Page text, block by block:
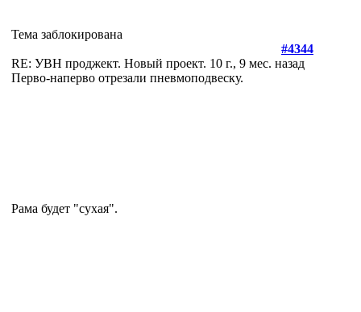
Тема заблокирована
#4344
RE: УВН проджект. Новый проект. 10 г., 9 мес. назад
Перво-наперво отрезали пневмоподвеску.
Рама будет "сухая".